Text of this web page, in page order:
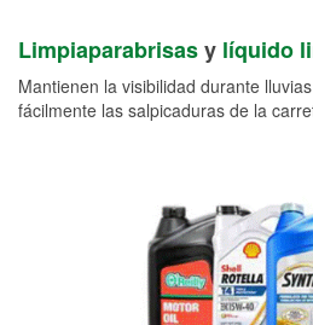
Limpiaparabrisasy líquido
Mantienen la visibilidad durante
fácilmente las salpicaduras de la